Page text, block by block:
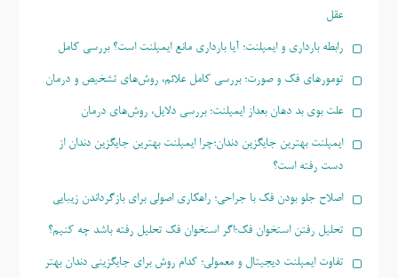
عقل
رابطه بارداری و ایمپلنت؛ آیا بارداری مانع ایمپلنت است؟ بررسی کامل
تومورهای فک و صورت؛ بررسی کامل علائم، روش‌های تشخیص و درمان
علت بوی بد دهان بعداز ایمپلنت؛ بررسی دلایل، روش‌های درمان
ایمپلنت بهترین جایگزین دندان؛چرا ایمپلنت بهترین جایگزین دندان از
دست رفته است؟
اصلاح جلو بودن فک با جراحی؛ راهکاری اصولی برای بازگرداندن زیبایی
تحلیل رفتن استخوان فک؛اگر استخوان فک تحلیل رفته باشد چه کنیم؟
تفاوت ایمپلنت دیجیتال و معمولی؛ کدام روش برای جایگزینی دندان بهتر